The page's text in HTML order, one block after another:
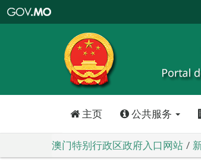
特
政
区
政
口
主页 公共服务
澳门特别行政区政府入口网站